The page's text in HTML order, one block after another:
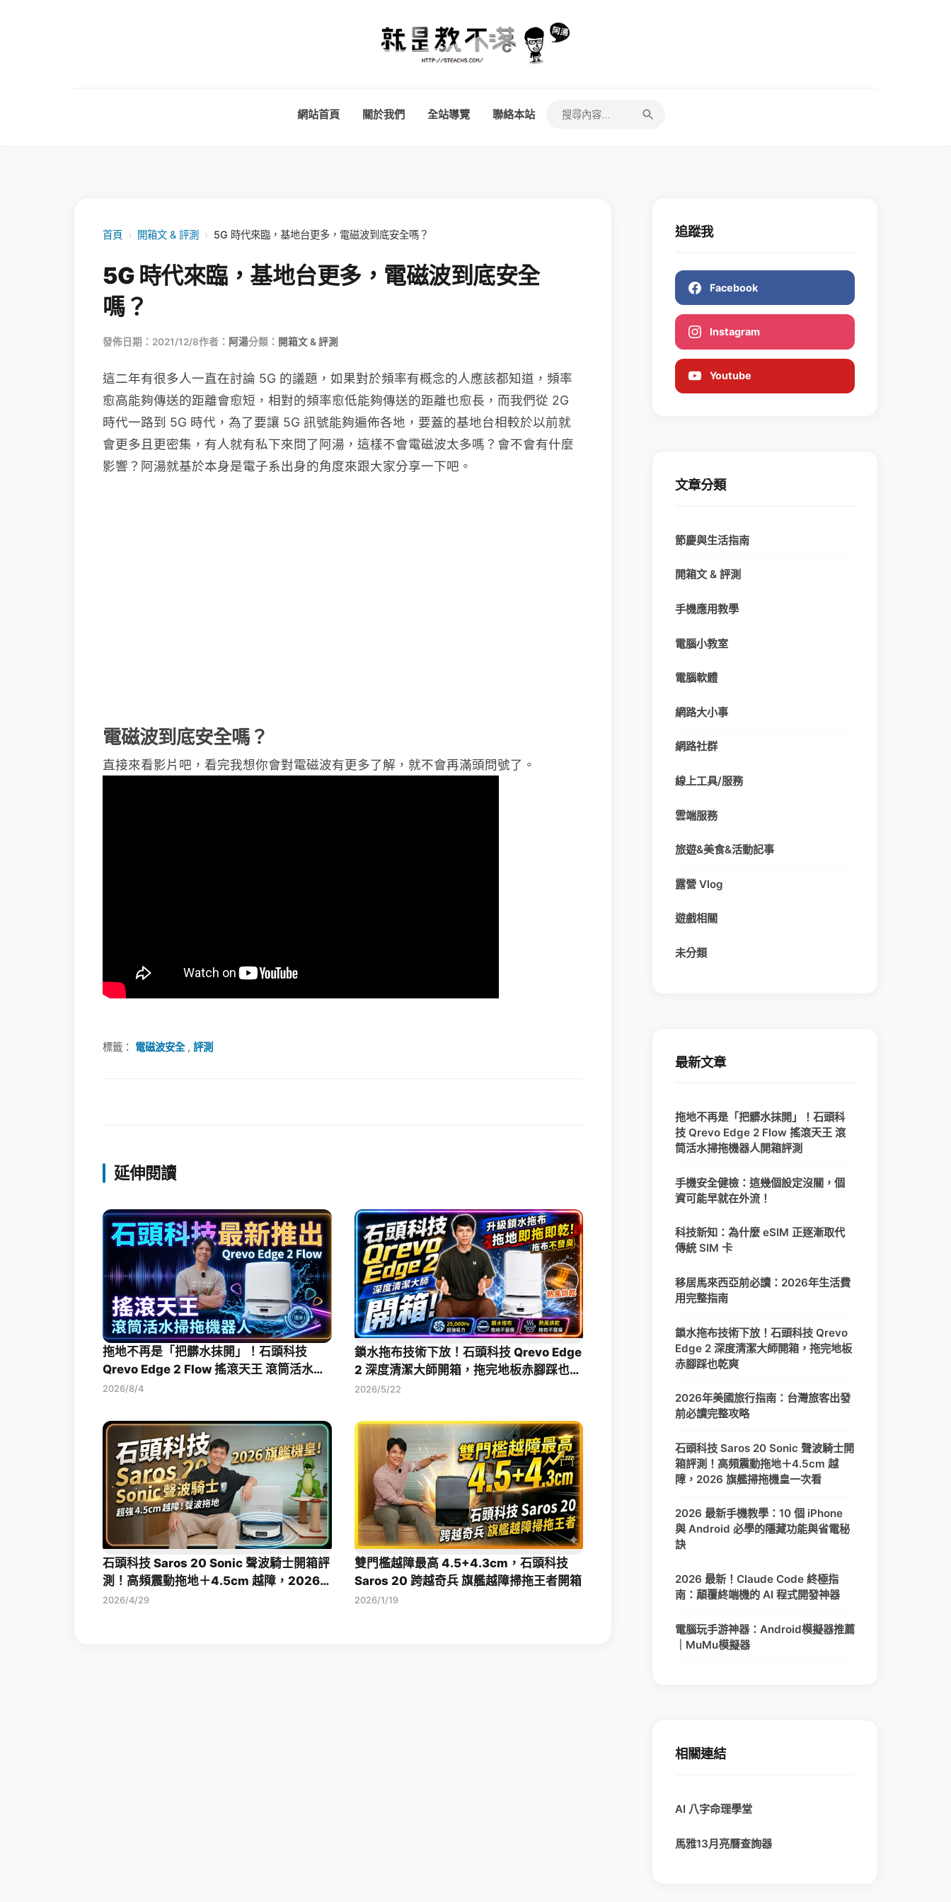
網站首頁 關於我們 全站導覽 聯絡本站
首頁 › 開箱文 & 評測 › 5G 時代來臨，基地台更多，電磁波到底安全嗎？
5G 時代來臨，基地台更多，電磁波到底安全
嗎？
發佈日期：2021/12/8作者： 阿湯分類： 開箱文 & 評測
這二年有很多人一直在討論 5G 的議題，如果對於頻率有概念的人應該都知道，頻率
愈高能夠傳送的距離會愈短，相對的頻率愈低能夠傳送的距離也愈長，而我們從 2G
時代一路到 5G 時代，為了要讓 5G 訊號能夠遍佈各地，要蓋的基地台相較於以前就
會更多且更密集，有人就有私下來問了阿湯，這樣不會電磁波太多嗎？會不會有什麼
影響？阿湯就基於本身是電子系出身的角度來跟大家分享一下吧。
電磁波到底安全嗎？
直接來看影片吧，看完我想你會對電磁波有更多了解，就不會再滿頭問號了。
標籤： 電磁波安全, 評測
延伸閱讀
拖地不再是「把髒水抹開」！石頭科技
Qrevo Edge 2 Flow 搖滾天王 滾筒活水掃
拖機器人開箱評測
2026/8/4
鎖水拖布技術下放！石頭科技 Qrevo Edge
2 深度清潔大師開箱，拖完地板赤腳踩也乾
爽
2026/5/22
石頭科技 Saros 20 Sonic 聲波騎士開箱評
測！高頻震動拖地＋4.5cm 越障，2026
旗艦掃拖機皇一次看
2026/4/29
雙門檻越障最高 4.5+4.3cm，石頭科技
Saros 20 跨越奇兵 旗艦越障掃拖王者開箱
2026/1/19
追蹤我
Facebook
Instagram
Youtube
文章分類
節慶與生活指南
開箱文 & 評測
手機應用教學
電腦小教室
電腦軟體
網路大小事
網路社群
線上工具/服務
雲端服務
旅遊&美食&活動記事
露營 Vlog
遊戲相關
未分類
最新文章
拖地不再是「把髒水抹開」！石頭科
技 Qrevo Edge 2 Flow 搖滾天王 滾
筒活水掃拖機器人開箱評測
手機安全健檢：這幾個設定沒關，個
資可能早就在外流！
科技新知：為什麼 eSIM 正逐漸取代
傳統 SIM 卡
移居馬來西亞前必讀：2026年生活費
用完整指南
鎖水拖布技術下放！石頭科技 Qrevo
Edge 2 深度清潔大師開箱，拖完地板
赤腳踩也乾爽
2026年美國旅行指南：台灣旅客出發
前必讀完整攻略
石頭科技 Saros 20 Sonic 聲波騎士開
箱評測！高頻震動拖地＋4.5cm 越
障，2026 旗艦掃拖機皇一次看
2026 最新手機教學：10 個 iPhone
與 Android 必學的隱藏功能與省電秘
訣
2026 最新！Claude Code 終極指
南：顛覆終端機的 AI 程式開發神器
電腦玩手游神器：Android模擬器推薦
｜MuMu模擬器
相關連結
AI 八字命理學堂
馬雅13月亮曆查詢器